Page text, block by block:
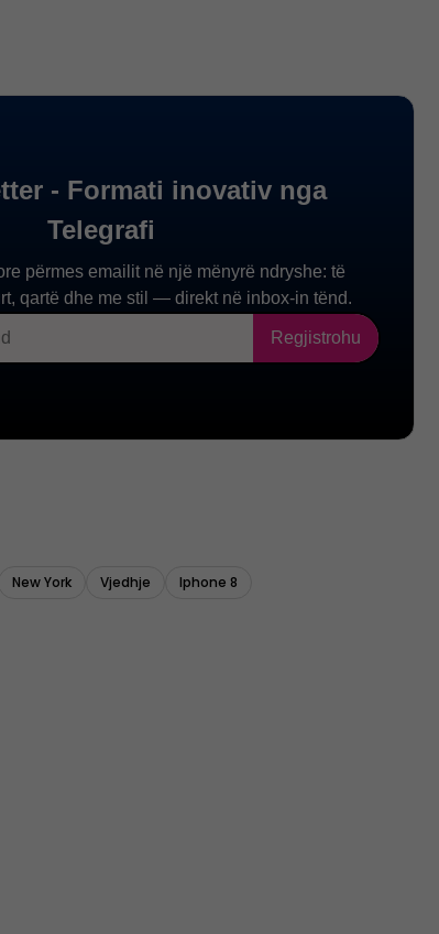
New York Vjedhje Iphone 8